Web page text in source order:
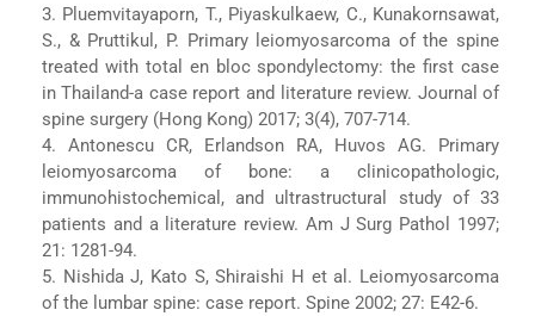
3. Pluemvitayaporn, T., Piyaskulkaew, C., Kunakornsawat,
S., & Pruttikul, P. Primary leiomyosarcoma of the spine
treated with total en bloc spondylectomy: the first case
in Thailand-a case report and literature review. Journal of
spine surgery (Hong Kong) 2017; 3(4), 707-714.
4. Antonescu CR, Erlandson RA, Huvos AG. Primary
leiomyosarcoma of bone: a clinicopathologic,
immunohistochemical, and ultrastructural study of 33
patients and a literature review. Am J Surg Pathol 1997;
21: 1281-94.
5. Nishida J, Kato S, Shiraishi H et al. Leiomyosarcoma
of the lumbar spine: case report. Spine 2002; 27: E42-6.